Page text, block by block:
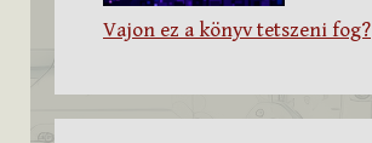
Vajon ez a könyv tetszeni fog?